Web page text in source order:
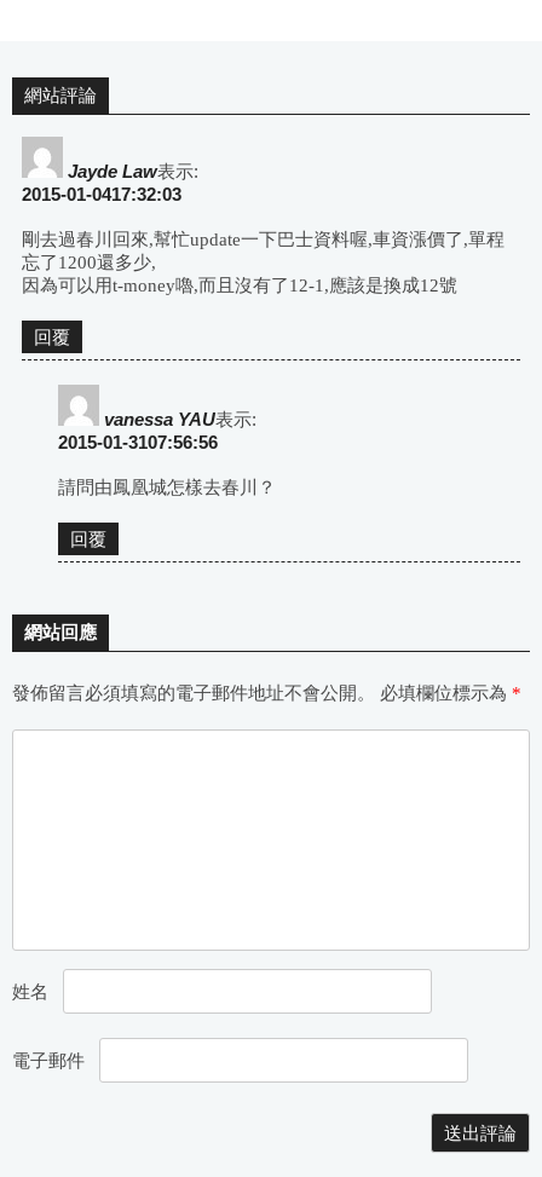
網站評論
Jayde Law表示:
2015-01-0417:32:03
剛去過春川回來,幫忙update一下巴士資料喔,車資漲價了,單程
忘了1200還多少,
因為可以用t-money嚕,而且沒有了12-1,應該是換成12號
回覆
vanessa YAU表示:
2015-01-3107:56:56
請問由鳳凰城怎樣去春川？
回覆
網站回應
發佈留言必須填寫的電子郵件地址不會公開。 必填欄位標示為 *
姓名
電子郵件